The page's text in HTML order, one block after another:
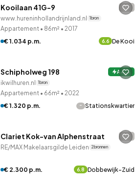
Kooilaan 41G-9 -
www.hureninhollandrijnland.nl 1 bron
Appartement • 86m² • 2017
€ 1.034 p.m.
6.6 De Kooi
Schipholweg 198 A+++
ikwilhuren.nl 1 bron
Appartement • 66m² • 2022
€ 1.320 p.m.
- Stationskwartier
Clariet Kok-van Alphenstraat -
RE/MAX Makelaarsgilde Leiden 2 bronnen
€ 2.300 p.m. 6.8 Dobbewijk-Zuid